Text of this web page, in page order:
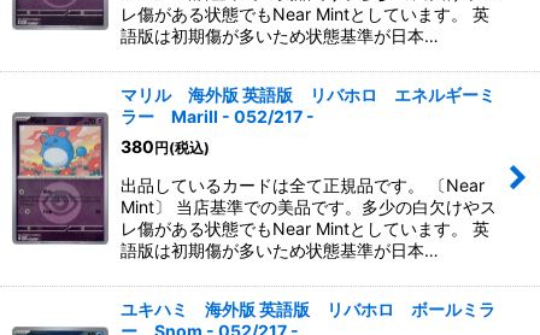
レ傷がある状態でもNear Mintとしています。 英
語版は初期傷が多いため状態基準が日本…
マリル 海外版 英語版 リバホロ エネルギーミ
ラー Marill - 052/217 -
380円(税込)
出品しているカードは全て正規品です。 〔Near
Mint〕 当店基準での美品です。多少の白欠けやス
レ傷がある状態でもNear Mintとしています。 英
語版は初期傷が多いため状態基準が日本…
ユキハミ 海外版 英語版 リバホロ ボールミラ
ー Snom - 052/217 -